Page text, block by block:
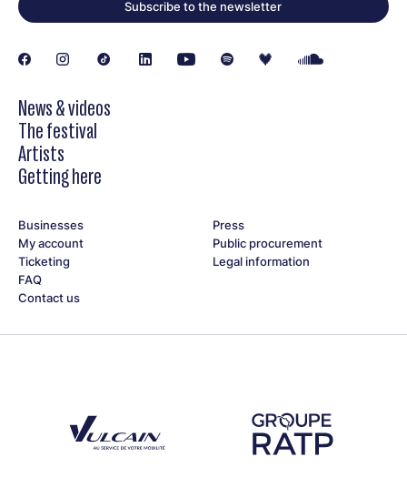
Subscribe to the newsletter
News & videos
The festival
Artists
Getting here
Businesses
My account
Ticketing
FAQ
Contact us
Press
Public procurement
Legal information